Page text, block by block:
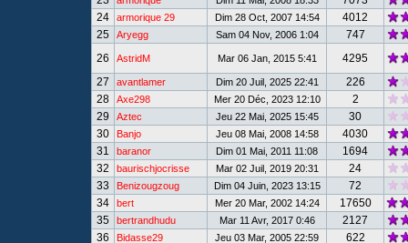
24
armorique 29 Dim 28 Oct, 2007 14:54
4012
25
Aryegg Sam 04 Nov, 2006 1:04
747
26
AstridM Mar 06 Jan, 2015 5:41
4295
27
avantlamer Dim 20 Juil, 2025 22:41
226
28
Axe298 Mer 20 Déc, 2023 12:10
2
29
Aztec Jeu 22 Mai, 2025 15:45
30
30
Banjo Jeu 08 Mai, 2008 14:58
4030
31
baranor Dim 01 Mai, 2011 11:08
1694
32
baurischjocrisse Mar 02 Juil, 2019 20:31
24
33
Benizougzoug Dim 04 Juin, 2023 13:15
72
34
bert Mer 20 Mar, 2002 14:24
17650
35
bertrandhudu Mar 11 Avr, 2017 0:46
2127
36
Bidasse29 Jeu 03 Mar, 2005 22:59
622